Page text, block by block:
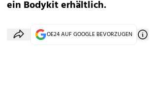
ein Bodykit erhältlich.
OE24 AUF GOOGLE BEVORZUGEN